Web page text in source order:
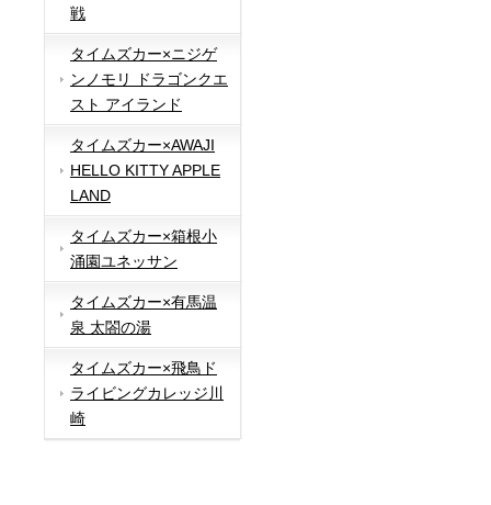
戦
タイムズカー×ニジゲ
ンノモリ ドラゴンクエ
スト アイランド
タイムズカー×AWAJI
HELLO KITTY APPLE
LAND
タイムズカー×箱根小
涌園ユネッサン
タイムズカー×有馬温
泉 太閤の湯
タイムズカー×飛鳥ド
ライビングカレッジ川
崎